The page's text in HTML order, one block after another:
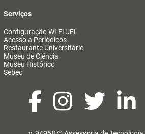
Serviços
Configuração Wi-Fi UEL
Acesso a Periódicos
Restaurante Universitário
Museu de Ciência
Museu Histórico
Sebec